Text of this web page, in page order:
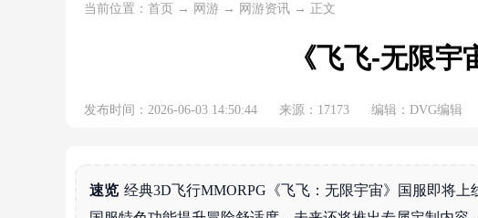
当前位置： 首页 → 网游 → 网游资讯 → 正文
《飞飞-无限
发布时间：2026-06-03 14:50:44 来源：17173 编辑：DVG编辑
速览 经典3D飞行MMORPG《飞飞：无限宇宙》国服即将